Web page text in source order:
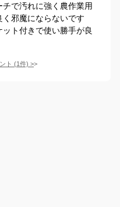
で汚れに強く農作業用
邪魔にならないです
ト付きで使い勝手が良
ト (1件) >